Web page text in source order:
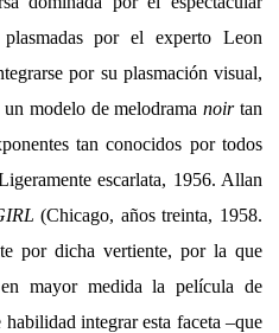
por el experto Leon
por su plasmación visual,
un modelo de melodramanoirtan
tan conocidos por todos
escarlata, 1956. Allan
(Chicago, años treinta, 1958.
por dicha vertiente, por la que
mayor medida la película de
integrar esta faceta –que